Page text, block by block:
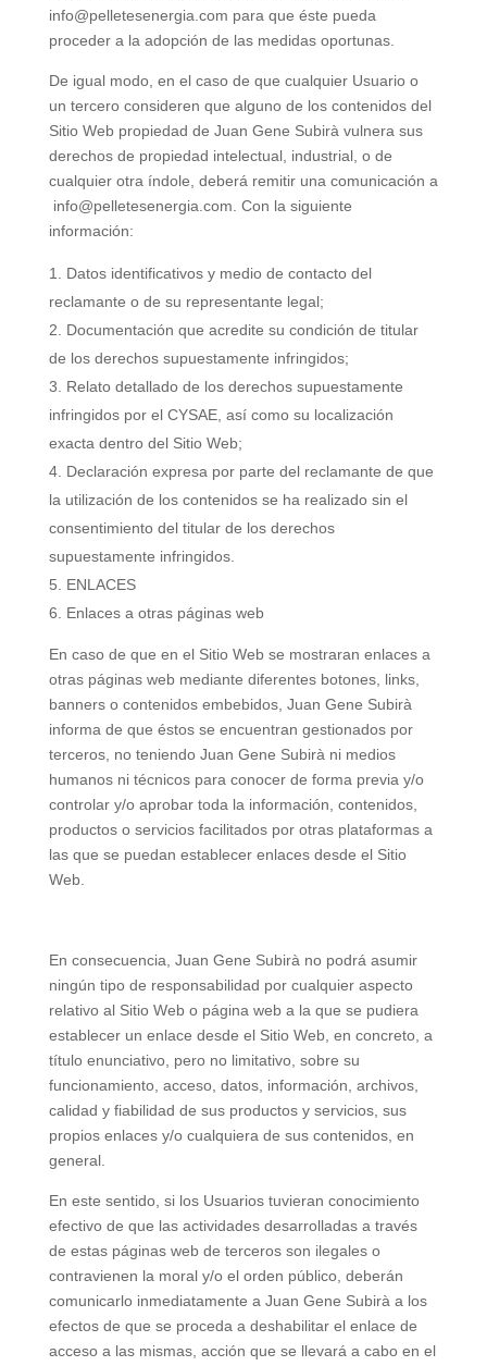
info@pelletesenergia.com para que éste pueda
proceder a la adopción de las medidas oportunas.
De igual modo, en el caso de que cualquier Usuario o
un tercero consideren que alguno de los contenidos del
Sitio Web propiedad de Juan Gene Subirà vulnera sus
derechos de propiedad intelectual, industrial, o de
cualquier otra índole, deberá remitir una comunicación a
info@pelletesenergia.com. Con la siguiente
información:
Datos identificativos y medio de contacto del
reclamante o de su representante legal;
Documentación que acredite su condición de titular
de los derechos supuestamente infringidos;
Relato detallado de los derechos supuestamente
infringidos por el CYSAE, así como su localización
exacta dentro del Sitio Web;
Declaración expresa por parte del reclamante de que
la utilización de los contenidos se ha realizado sin el
consentimiento del titular de los derechos
supuestamente infringidos.
ENLACES
Enlaces a otras páginas web
En caso de que en el Sitio Web se mostraran enlaces a
otras páginas web mediante diferentes botones, links,
banners o contenidos embebidos, Juan Gene Subirà
informa de que éstos se encuentran gestionados por
terceros, no teniendo Juan Gene Subirà ni medios
humanos ni técnicos para conocer de forma previa y/o
controlar y/o aprobar toda la información, contenidos,
productos o servicios facilitados por otras plataformas a
las que se puedan establecer enlaces desde el Sitio
Web.
En consecuencia, Juan Gene Subirà no podrá asumir
ningún tipo de responsabilidad por cualquier aspecto
relativo al Sitio Web o página web a la que se pudiera
establecer un enlace desde el Sitio Web, en concreto, a
título enunciativo, pero no limitativo, sobre su
funcionamiento, acceso, datos, información, archivos,
calidad y fiabilidad de sus productos y servicios, sus
propios enlaces y/o cualquiera de sus contenidos, en
general.
En este sentido, si los Usuarios tuvieran conocimiento
efectivo de que las actividades desarrolladas a través
de estas páginas web de terceros son ilegales o
contravienen la moral y/o el orden público, deberán
comunicarlo inmediatamente a Juan Gene Subirà a los
efectos de que se proceda a deshabilitar el enlace de
acceso a las mismas, acción que se llevará a cabo en el